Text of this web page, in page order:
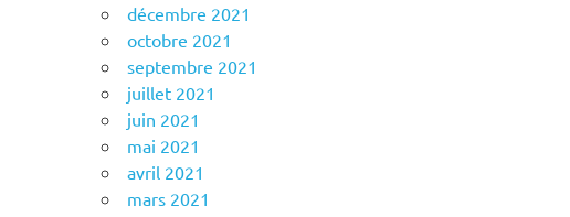
décembre 2021
octobre 2021
septembre 2021
juillet 2021
juin 2021
mai 2021
avril 2021
mars 2021